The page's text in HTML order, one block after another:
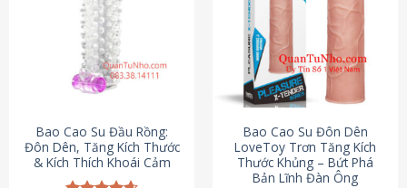
thể.
Các
tùy
chọn
có
chọn
trên
trang
Bao Cao Su Đầu Rồng:
Đôn Dên, Tăng Kích Thước
& Kích Thích Khoái Cảm
Bao Cao Su Đôn Dên
LoveToy Trơn Tăng Kích
Thước Khủng – Bứt Phá
Bản Lĩnh Đàn Ông